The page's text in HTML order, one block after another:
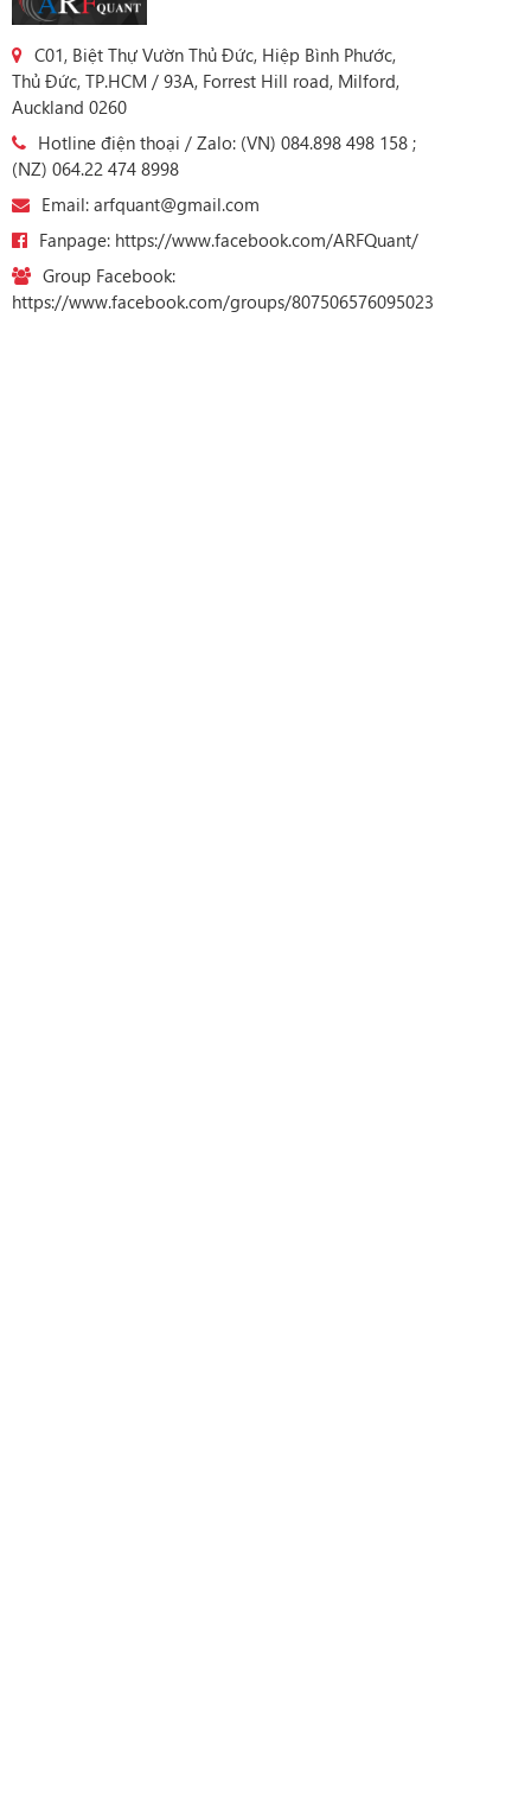
C01, Biệt Thự Vườn Thủ Đức, Hiệp Bình Phước,
Thủ Đức, TP.HCM / 93A, Forrest Hill road, Milford,
Auckland 0260
Hotline điện thoại / Zalo: (VN) 084.898 498 158 ;
(NZ) 064.22 474 8998
Email: arfquant@gmail.com
Fanpage: https://www.facebook.com/ARFQuant/
Group Facebook:
https://www.facebook.com/groups/807506576095023